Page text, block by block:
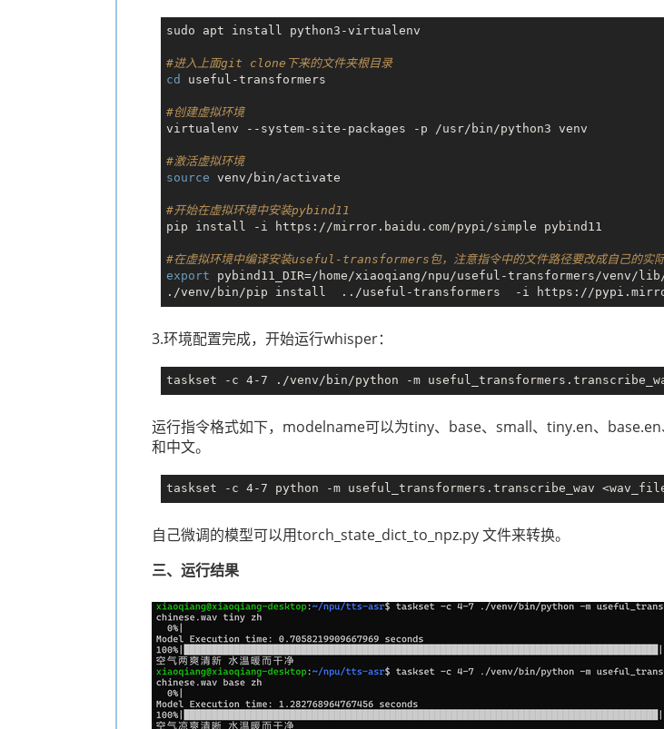
sudo apt install python3-virtualenv
#进入上面git clone下来的文件夹根目录
cd
useful-transformers
#创建虚拟环境
virtualenv --system-site-packages -p /usr/bin/python3 venv
#激活虚拟环境
source venv/bin/activate
#开始在虚拟环境中安装pybind11
pip install -i https://mirror.baidu.com/pypi/simple pybind11
#在虚拟环境中编译安装useful-transformers包，注意指令中的文件路径要改成自己的实
export pybind11_DIR=/home/xiaoqiang/npu/useful-transformers/venv/
3.环境配置完成，开始运行whisper：
运行指令格式如下，modelname可以为tiny、base、small、tiny.en、
和中文。
自己微调的模型可以用torch_state_dict_to_npz.py 文件来转换。
三、运行结果